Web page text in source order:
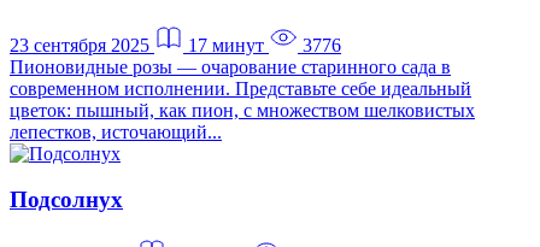
23 сентября 2025 17 минут
3776
Пионовидные розы — очарование старинного сада в
современном исполнении. Представьте себе идеальный
цветок: пышный, как пион, с множеством шелковистых
лепестков, источающий...
Подсолнух